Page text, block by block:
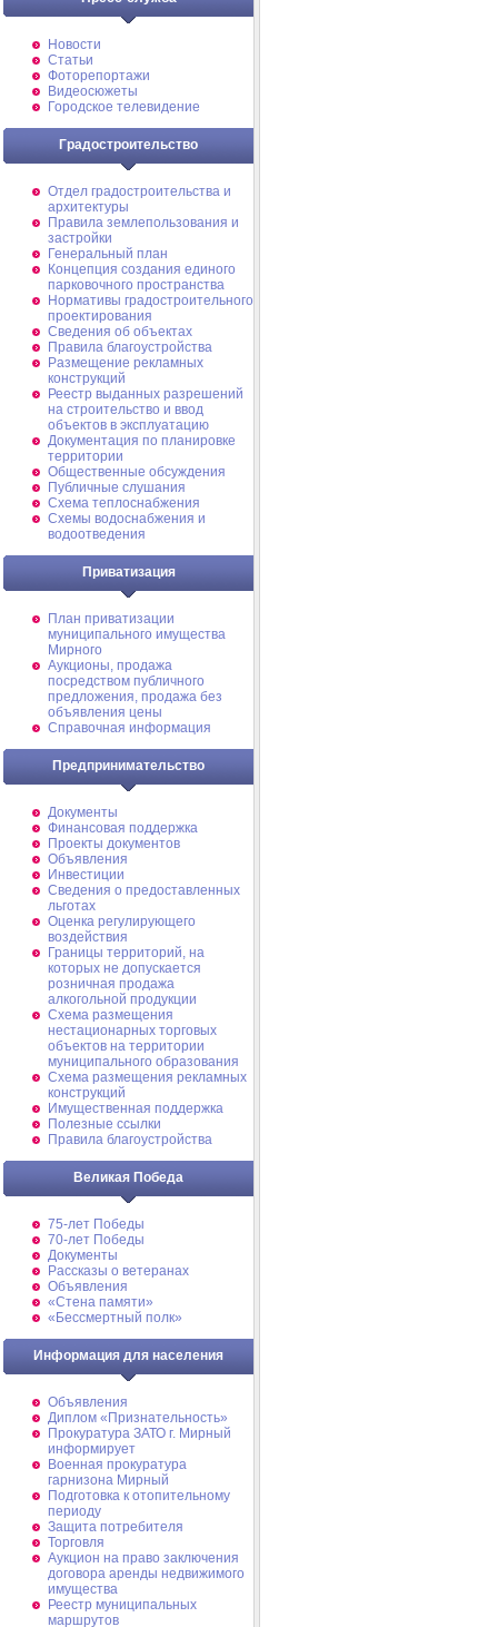
Новости
Статьи
Фоторепортажи
Видеосюжеты
Городское телевидение
Градостроительство
Отдел градостроительства и
архитектуры
Правила землепользования и
застройки
Генеральный план
Концепция создания единого
парковочного пространства
Нормативы градостроительного
проектирования
Сведения об объектах
Правила благоустройства
Размещение рекламных
конструкций
Реестр выданных разрешений
на строительство и ввод
объектов в эксплуатацию
Документация по планировке
территории
Общественные обсуждения
Публичные слушания
Схема теплоснабжения
Схемы водоснабжения и
водоотведения
Приватизация
План приватизации
муниципального имущества
Мирного
Аукционы, продажа
посредством публичного
предложения, продажа без
объявления цены
Справочная информация
Предпринимательство
Документы
Финансовая поддержка
Проекты документов
Объявления
Инвестиции
Сведения о предоставленных
льготах
Оценка регулирующего
воздействия
Границы территорий, на
которых не допускается
розничная продажа
алкогольной продукции
Схема размещения
нестационарных торговых
объектов на территории
муниципального образования
Схема размещения рекламных
конструкций
Имущественная поддержка
Полезные ссылки
Правила благоустройства
Великая Победа
75-лет Победы
70-лет Победы
Документы
Рассказы о ветеранах
Объявления
«Стена памяти»
«Бессмертный полк»
Информация для населения
Объявления
Диплом «Признательность»
Прокуратура ЗАТО г. Мирный
информирует
Военная прокуратура
гарнизона Мирный
Подготовка к отопительному
периоду
Защита потребителя
Торговля
Аукцион на право заключения
договора аренды недвижимого
имущества
Реестр муниципальных
маршрутов